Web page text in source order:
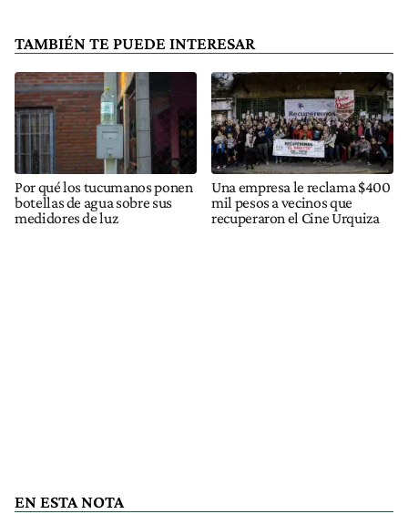
TAMBIÉN TE PUEDE INTERESAR
Por qué los tucumanos ponen
botellas de agua sobre sus
medidores de luz
Una empresa le reclama $400
mil pesos a vecinos que
recuperaron el Cine Urquiza
EN ESTA NOTA